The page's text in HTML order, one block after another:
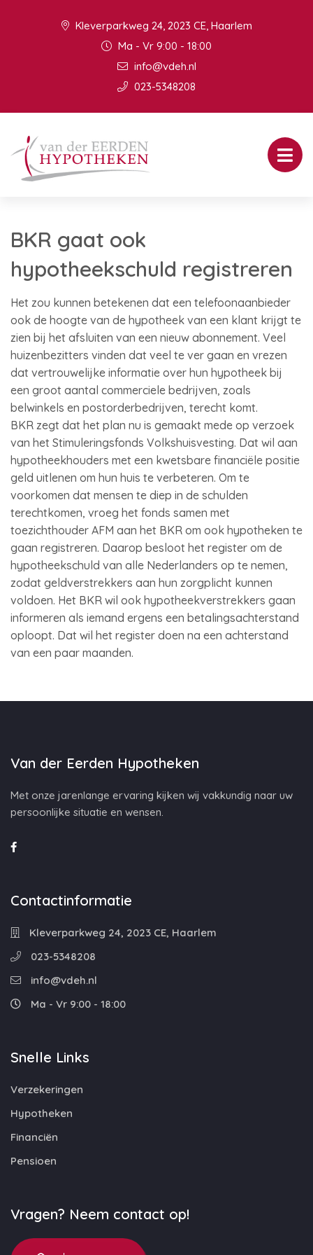
Kleverparkweg 24, 2023 CE, Haarlem
Ma - Vr 9:00 - 18:00
info@vdeh.nl
023-5348208
BKR gaat ook
hypotheekschuld registreren
Het zou kunnen betekenen dat een telefoonaanbieder
ook de hoogte van de hypotheek van een klant krijgt te
zien bij het afsluiten van een nieuw abonnement. Veel
huizenbezitters vinden dat veel te ver gaan en vrezen
dat vertrouwelijke informatie over hun hypotheek bij
een groot aantal commerciele bedrijven, zoals
belwinkels en postorderbedrijven, terecht komt.
BKR zegt dat het plan nu is gemaakt mede op verzoek
van het Stimuleringsfonds Volkshuisvesting. Dat wil aan
hypotheekhouders met een kwetsbare financiële positie
geld uitlenen om hun huis te verbeteren. Om te
voorkomen dat mensen te diep in de schulden
terechtkomen, vroeg het fonds samen met
toezichthouder AFM aan het BKR om ook hypotheken te
gaan registreren. Daarop besloot het register om de
hypotheekschuld van alle Nederlanders op te nemen,
zodat geldverstrekkers aan hun zorgplicht kunnen
voldoen. Het BKR wil ook hypotheekverstrekkers gaan
informeren als iemand ergens een betalingsachterstand
oploopt. Dat wil het register doen na een achterstand
van een paar maanden.
Van der Eerden Hypotheken
Met onze jarenlange ervaring kijken wij vakkundig naar uw
persoonlijke situatie en wensen.
Contactinformatie
Kleverparkweg 24, 2023 CE, Haarlem
023-5348208
info@vdeh.nl
Ma - Vr 9:00 - 18:00
Snelle Links
Verzekeringen
Hypotheken
Financiën
Pensioen
Vragen? Neem contact op!